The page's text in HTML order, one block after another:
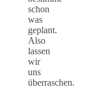
schon
was
geplant.
Also
lassen
wir
uns
überraschen.